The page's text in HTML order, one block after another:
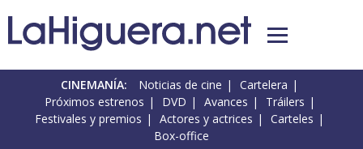
CINEMANÍA: Noticias de cine
Cartelera
Próximos estrenos
DVD Avances
Tráilers
Festivales y premios
Actores y actrices
Carteles
Box-office